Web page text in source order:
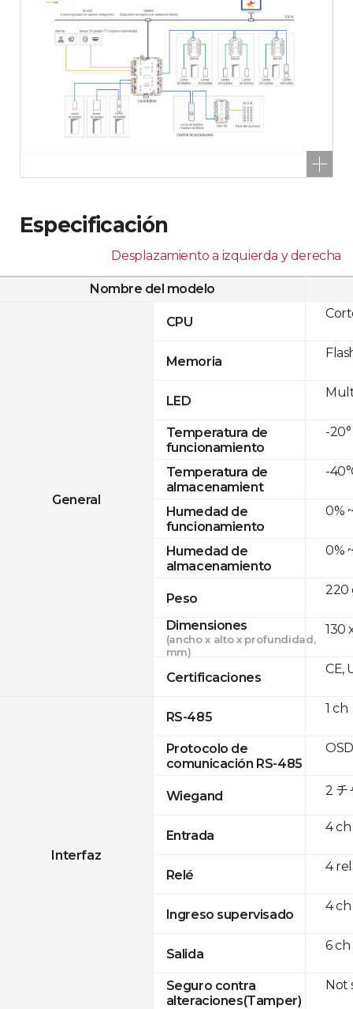
Especificación
Desplazamiento a izquierda y derecha
Nombre del modelo
General
CPU
Memoria
LED
Temperatura de
funcionamiento
Temperatura de
almacenamient
Humedad de
funcionamiento
Humedad de
almacenamiento
Peso
Dimensiones
(ancho x alto x profundidad,
mm)
Certificaciones
Interfaz
RS-485
Protocolo de
comunicación RS-485
Wiegand
Entrada
Relé
Ingreso supervisado
Salida
Seguro contra
alteraciones(Tamper)
-20°
-
0%
0%
220
130
CE,
1 ch
2 チ
4 ch
4
4 ch
6 ch
Not